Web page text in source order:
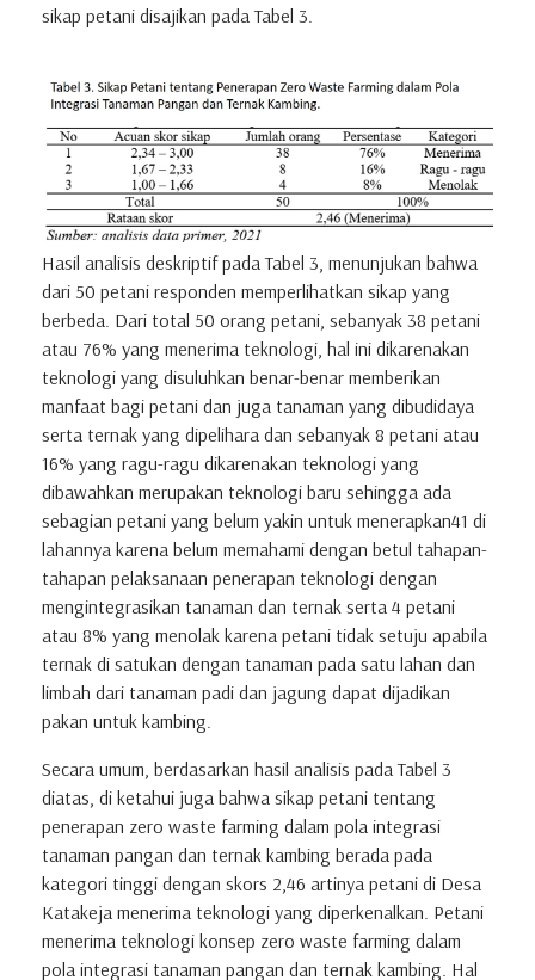
sikap petani disajikan pada Tabel 3.
Hasil analisis deskriptif pada Tabel 3, menunjukan bahwa
dari 50 petani responden memperlihatkan sikap yang
berbeda. Dari total 50 orang petani, sebanyak 38 petani
atau 76% yang menerima teknologi, hal ini dikarenakan
teknologi yang disuluhkan benar-benar memberikan
manfaat bagi petani dan juga tanaman yang dibudidaya
serta ternak yang dipelihara dan sebanyak 8 petani atau
16% yang ragu-ragu dikarenakan teknologi yang
dibawahkan merupakan teknologi baru sehingga ada
sebagian petani yang belum yakin untuk menerapkan41 di
lahannya karena belum memahami dengan betul tahapan-
tahapan pelaksanaan penerapan teknologi dengan
mengintegrasikan tanaman dan ternak serta 4 petani
atau 8% yang menolak karena petani tidak setuju apabila
ternak di satukan dengan tanaman pada satu lahan dan
limbah dari tanaman padi dan jagung dapat dijadikan
pakan untuk kambing.
Secara umum, berdasarkan hasil analisis pada Tabel 3
diatas, di ketahui juga bahwa sikap petani tentang
penerapan zero waste farming dalam pola integrasi
tanaman pangan dan ternak kambing berada pada
kategori tinggi dengan skors 2,46 artinya petani di Desa
Katakeja menerima teknologi yang diperkenalkan. Petani
menerima teknologi konsep zero waste farming dalam
pola integrasi tanaman pangan dan ternak kambing. Hal